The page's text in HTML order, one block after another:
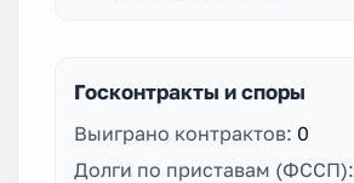
Госконтракты и споры
Выиграно контрактов: 0
Долги по приставам (ФССП):